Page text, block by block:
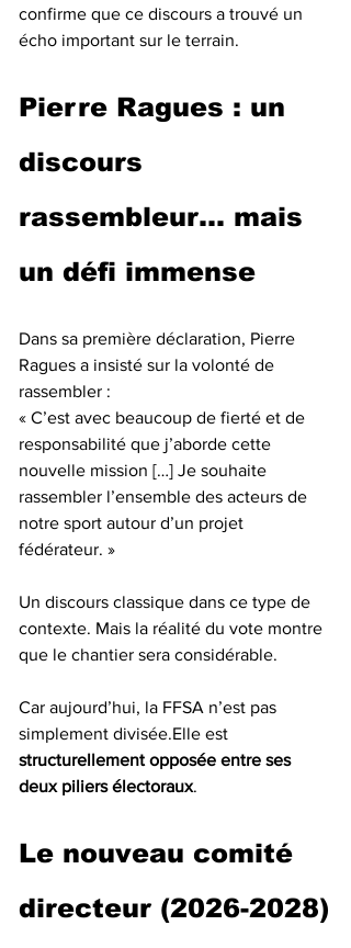
confirme que ce discours a trouvé un
écho important sur le terrain.
Pierre Ragues : un
discours
rassembleur… mais
un défi immense
Dans sa première déclaration, Pierre
Ragues a insisté sur la volonté de
rassembler :
« C’est avec beaucoup de fierté et de
responsabilité que j’aborde cette
nouvelle mission […] Je souhaite
rassembler l’ensemble des acteurs de
notre sport autour d’un projet
fédérateur. »
Un discours classique dans ce type de
contexte. Mais la réalité du vote montre
que le chantier sera considérable.
Car aujourd’hui, la FFSA n’est pas
simplement divisée.Elle est
structurellement opposée entre ses
deux piliers électoraux.
Le nouveau comité
directeur (2026-2028)